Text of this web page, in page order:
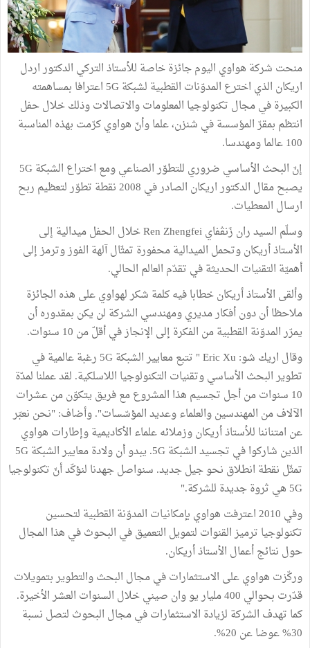
منحت شركة هواوي اليوم جائزة خاصة للأستاذ التركي الدكتور اردل
اريكان الذي اخترع المدوّنات القطبية لشبكة 5G اعترافا بمساهمته
الكبيرة في مجال تكنولوجيا المعلومات والاتصالات وذلك خلال حفل
انتظم بمقرّ المؤسسة في شنزن، علما وأنّ هواوي كرّمت بهذه المناسبة
100 عالما ومهندسا.
إنّ البحث الأساسي ضروري للتطوّر الصناعي ومع اختراع الشبكة 5G
يصبح مقال الدكتور اريكان الصادر في 2008 نقطة تطوّر لتعظيم ربح
ارسال المعطيات.
وسلّم السيد ران زَنڨفاي Ren Zhengfei خلال الحفل ميدالية إلى
الأستاذ أريكان وتحمل الميدالية محفورة تمثّال آلهة الفوز وترمز إلى
أهميّة التقنيات الحديثة في تقدّم العالم الحالي.
وألقى الأستاذ أريكان خطابا فيه كلمة شكر لهواوي على هذه الجائزة
ملاحظا أن دون أفكار مديري ومهندسي الشركة لن يكن بمقدوره أن
يمرّر المدوّنة القطبية من الفكرة إلى الإنجاز في أقلّ من 10 سنوات.
وقال اريك شو: Eric Xu " تتبع معايير الشبكة 5G رغبة عالمية في
تطوير البحث الأساسي وتقنيات التكنولوجيا اللاسلكية. لقد عملنا لمدّة
10 سنوات من أجل تجسيم هذا المشروع مع فريق يتكوّن من عشرات
الآلاف من المهندسين والعلماء وعديد المؤسّسات". وأضاف: "نحن نعبّر
عن امتناننا للأستاذ أريكان وزملائه علماء الأكاديمية وإطارات هواوي
الذين شاركوا في تجسيد الشبكة 5G. يبدو أن ولادة معايير الشبكة 5G
تمثّل نقطة انطلاق نحو جيل جديد. سنواصل جهدنا لنؤكّد أنّ تكنولوجيا
5G هي ثروة جديدة للشركة."
وفي 2010 اعترفت هواوي بإمكانيات المدوّنة القطبية لتحسين
تكنولوجيا ترميز القنوات لتمويل التعميق في البحوث في هذا المجال
حول نتائج أعمال الأستاذ أريكان.
وركّزت هواوي على الاستثمارات في مجال البحث والتطوير بتمويلات
قدّرت بحوالي 400 مليار يو وان صيني خلال السنوات العشر الأخيرة.
كما تهدف الشركة لزيادة الاستثمارات في مجال البحوث لتصل نسبة
30% عوضا عن 20%.